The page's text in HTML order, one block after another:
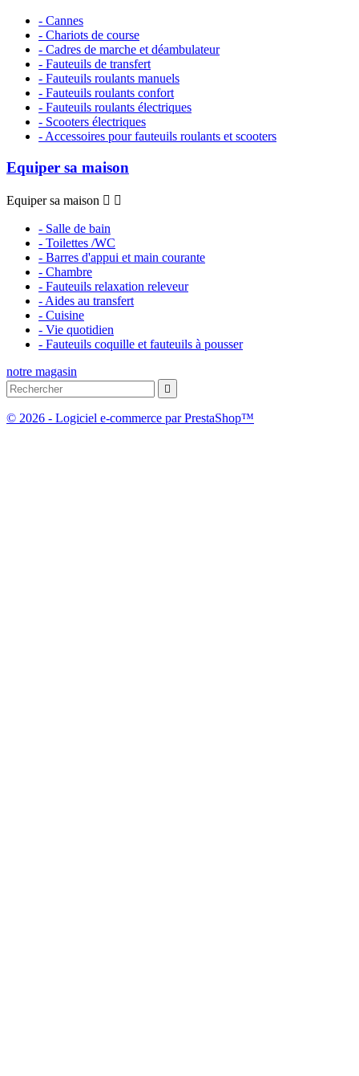
- Cannes
- Chariots de course
- Cadres de marche et déambulateur
- Fauteuils de transfert
- Fauteuils roulants manuels
- Fauteuils roulants confort
- Fauteuils roulants électriques
- Scooters électriques
- Accessoires pour fauteuils roulants et scooters
Equiper sa maison
Equiper sa maison  
- Salle de bain
- Toilettes /WC
- Barres d'appui et main courante
- Chambre
- Fauteuils relaxation releveur
- Aides au transfert
- Cuisine
- Vie quotidien
- Fauteuils coquille et fauteuils à pousser
notre magasin

© 2026 - Logiciel e-commerce par PrestaShop™